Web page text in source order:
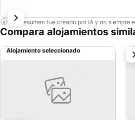
Este resumen fue creado por IA y no siempre
Compara alojamientos
Alojamiento seleccionado